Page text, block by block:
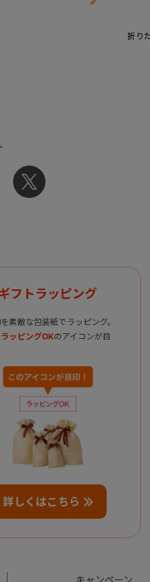
フトラッピング
素敵な包装紙でラッピング。
ッピングOKのアイコンが目
詳しくはこちら
キャンペーン